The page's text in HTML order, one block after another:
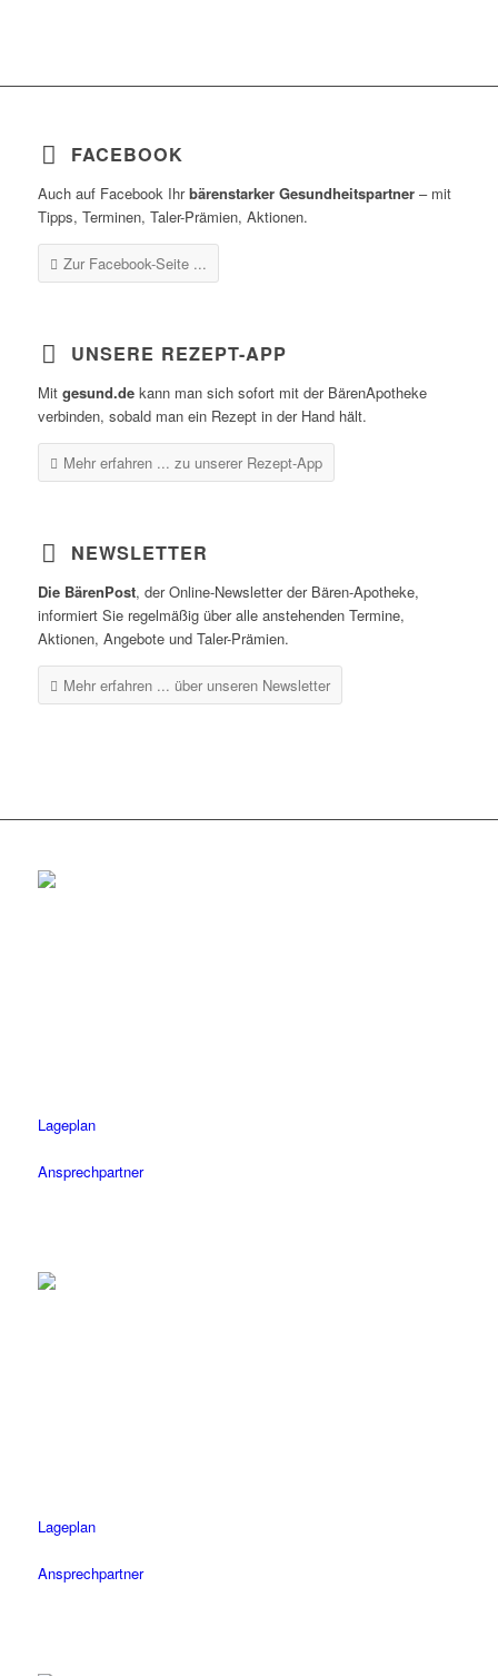
FACEBOOK
Auch auf Facebook Ihrbärenstarker Gesundheitspartner– mit
Tipps, Terminen, Taler-Prämien, Aktionen.
Zur Facebook-Seite ...
UNSERE REZEPT-APP
Mit gesund.dekann man sich sofort mit der BärenApotheke
verbinden, sobald man ein Rezept in der Hand hält.
Mehr erfahren ... zu unserer Rezept-App
NEWSLETTER
Die BärenPost, der Online-Newsletter der Bären-Apotheke,
informiert Sie regelmäßig über alle anstehenden Termine,
Aktionen, Angebote und Taler-Prämien.
Mehr erfahren ... über unseren Newsletter
Lageplan
Ansprechpartner
Lageplan
Ansprechpartner